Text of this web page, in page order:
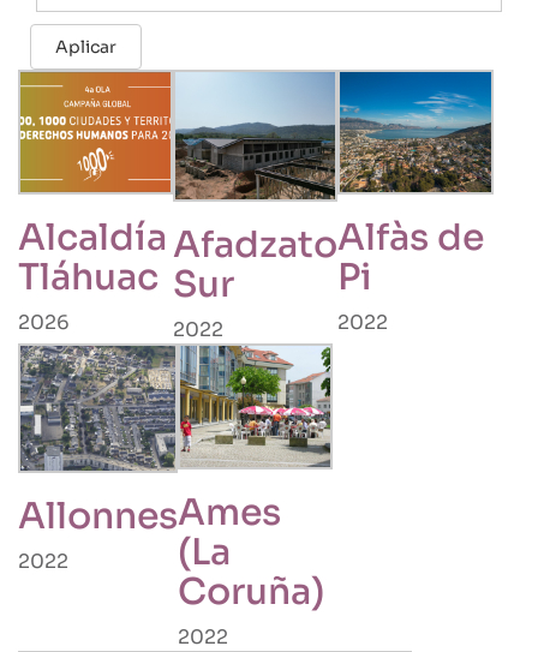
Aplicar
Alcaldía
Tláhuac
2026
Afadzato
Sur
2022
Alfàs de
Pi
2022
Allonnes
2022
Ames
(La
Coruña)
2022